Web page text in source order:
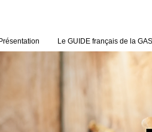
Le GUIDE français de la